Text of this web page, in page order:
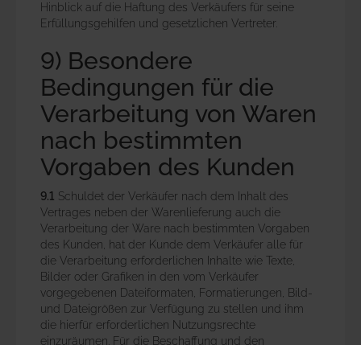
Hinblick auf die Haftung des Verkäufers für seine
Erfüllungsgehilfen und gesetzlichen Vertreter.
9) Besondere
Bedingungen für die
Verarbeitung von Waren
nach bestimmten
Vorgaben des Kunden
9.1 Schuldet der Verkäufer nach dem Inhalt des
Vertrages neben der Warenlieferung auch die
Verarbeitung der Ware nach bestimmten Vorgaben
des Kunden, hat der Kunde dem Verkäufer alle für
die Verarbeitung erforderlichen Inhalte wie Texte,
Bilder oder Grafiken in den vom Verkäufer
vorgegebenen Dateiformaten, Formatierungen, Bild-
und Dateigrößen zur Verfügung zu stellen und ihm
die hierfür erforderlichen Nutzungsrechte
einzuräumen. Für die Beschaffung und den